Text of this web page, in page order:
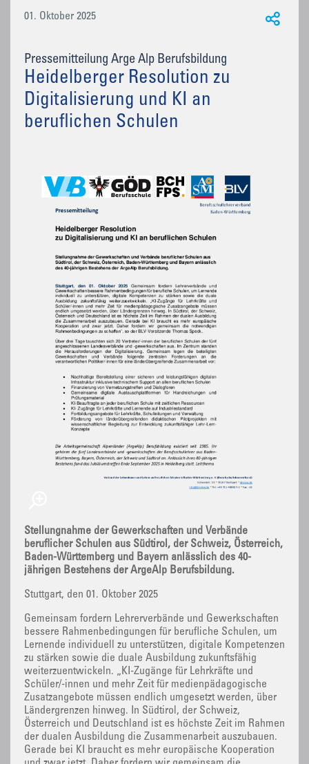
01. Oktober 2025
Pressemitteilung Arge Alp Berufsbildung
Heidelberger Resolution zu
Digitalisierung und KI an
beruflichen Schulen
Stellungnahme der Gewerkschaften und Verbände
beruflicher Schulen aus Südtirol, der Schweiz, Österreich,
Baden-Württemberg und Bayern anlässlich des 40-
jährigen Bestehens der ArgeAlp Berufsbildung.
Stuttgart, den 01. Oktober 2025
Gemeinsam fordern Lehrerverbände und Gewerkschaften
bessere Rahmenbedingungen für berufliche Schulen, um
Lernende individuell zu unterstützen, digitale Kompetenzen
zu stärken sowie die duale Ausbildung zukunftsfähig
weiterzuentwickeln. „KI-Zugänge für Lehrkräfte und
Schüler/-innen und mehr Zeit für medienpädagogische
Zusatzangebote müssen endlich umgesetzt werden, über
Ländergrenzen hinweg. In Südtirol, der Schweiz,
Österreich und Deutschland ist es höchste Zeit im Rahmen
der dualen Ausbildung die Zusammenarbeit auszubauen.
Gerade bei KI braucht es mehr europäische Kooperation